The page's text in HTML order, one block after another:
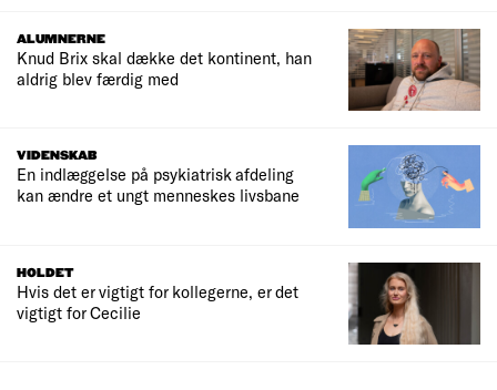
ALUMNERNE
Knud Brix skal dække det kontinent, han
aldrig blev færdig med
VIDENSKAB
En indlæggelse på psykiatrisk afdeling
kan ændre et ungt menneskes livsbane
HOLDET
Hvis det er vigtigt for kollegerne, er det
vigtigt for Cecilie